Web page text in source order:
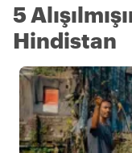
5
Hindistan